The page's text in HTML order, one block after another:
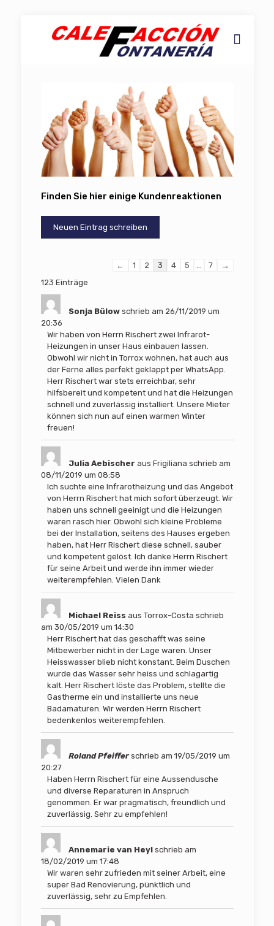
Finden Sie hier einige Kundenreaktionen
Navigation
← 1 2 3 4 5 ... 7
→
123 Einträge
Sonja Bülow schrieb am 26/11/2019 um
20:36
Wir haben von Herrn Rischert zwei Infrarot-
Heizungen in unser Haus einbauen lassen.
Obwohl wir nicht in Torrox wohnen, hat auch aus
der Ferne alles perfekt geklappt per WhatsApp.
Herr Rischert war stets erreichbar, sehr
hilfsbereit und kompetent und hat die Heizungen
schnell und zuverlässig installiert. Unsere Mieter
können sich nun auf einen warmen Winter
freuen!
Julia Aebischer aus Frigiliana schrieb am
08/11/2019 um 08:58
Ich suchte eine Infrarotheizung und das Angebot
von Herrn Rischert hat mich sofort überzeugt. Wir
haben uns schnell geeinigt und die Heizungen
waren rasch hier. Obwohl sich kleine Probleme
bei der Installation, seitens des Hauses ergeben
haben, hat Herr Rischert diese schnell, sauber
und kompetent gelöst. Ich danke Herrn Rischert
für seine Arbeit und werde ihn immer wieder
weiterempfehlen. Vielen Dank
Michael Reiss aus Torrox-Costa schrieb
am 30/05/2019 um 14:30
Herr Rischert hat das geschafft was seine
Mitbewerber nicht in der Lage waren. Unser
Heisswasser blieb nicht konstant. Beim Duschen
wurde das Wasser sehr heiss und schlagartig
kalt. Herr Rischert löste das Problem, stellte die
Gastherme ein und installierte uns neue
Badamaturen. Wir werden Herrn Rischert
bedenkenlos weiterempfehlen.
Roland Pfeiffer schrieb am 19/05/2019 um
20:27
Haben Herrn Rischert für eine Aussendusche
und diverse Reparaturen in Anspruch
genommen. Er war pragmatisch, freundlich und
zuverlässig. Sehr zu empfehlen!
Annemarie van Heyl schrieb am
18/02/2019 um 17:48
Wir waren sehr zufrieden mit seiner Arbeit, eine
super Bad Renovierung, pünktlich und
zuverlässig, sehr zu Empfehlen.